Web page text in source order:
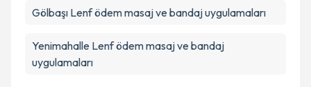
Gölbaşı Lenf ödem masaj ve bandaj uygulamaları
Yenimahalle Lenf ödem masaj ve bandaj
uygulamaları